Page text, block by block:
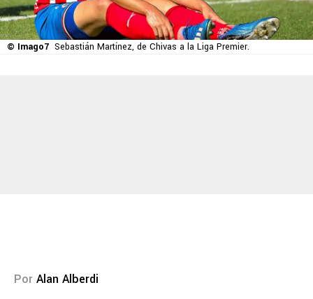
© Imago7 Sebastián Martínez, de Chivas a la Liga Premier.
Por Alan Alberdi